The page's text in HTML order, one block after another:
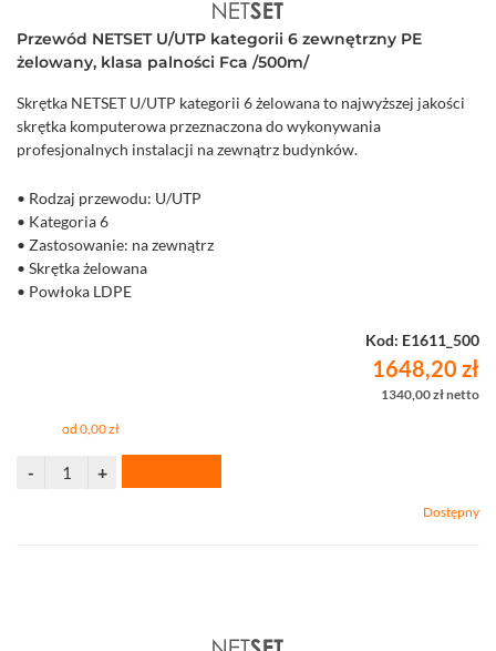
Przewód NETSET U/UTP kategorii 6 zewnętrzny PE
żelowany, klasa palności Fca /500m/
Skrętka NETSET U/UTP kategorii 6 żelowana to najwyższej jakości
skrętka komputerowa przeznaczona do wykonywania
profesjonalnych instalacji na zewnątrz budynków.
• Rodzaj przewodu: U/UTP
• Kategoria 6
• Zastosowanie: na zewnątrz
• Skrętka żelowana
• Powłoka LDPE
Kod: E1611_500
1648,20 zł
1340,00 zł netto
od 0,00 zł
Dostępny